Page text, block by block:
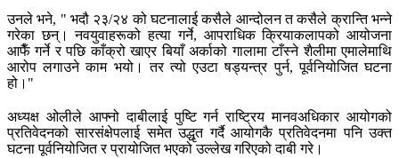
उनले भने, " भदौ २३/२४ को घटनालाई कसैले आन्दोलन त कसैले क्रान्ति भन्ने
गरेका छन्। नवयुवाहरूको हत्या गर्ने, आपराधिक क्रियाकलापको आयोजना
आफैँ गर्ने र पछि काँक्रो खाएर बियाँ अर्काको गालामा टाँस्ने शैलीमा एमालेमाथि
आरोप लगाउने काम भयो। तर त्यो एउटा षड्यन्त्र पुर्न, पूर्वनियोजित घटना
हो।"
अध्यक्ष ओलीले आफ्नो दाबीलाई पुष्टि गर्न राष्ट्रिय मानवअधिकार आयोगको
प्रतिवेदनको सारसंक्षेपलाई समेत उद्धृत गर्दै आयोगकै प्रतिवेदनमा पनि उक्त
घटना पूर्वनियोजित र प्रायोजित भएको उल्लेख गरिएको दाबी गरे।